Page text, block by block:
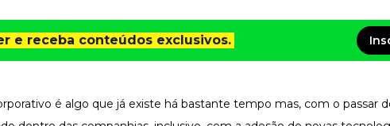
e receba conteúdos exclusivos.
é algo que já existe há bastante tempo mas, com o passar